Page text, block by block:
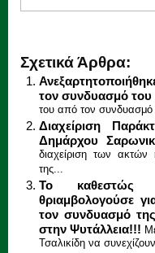
Σχετικά Άρθρα:
τον συνδυασμό
του από τον συνδυασμό
Διαχείριση
Δημάρχου
διαχείριση των
της...
Το καθεστώς
θριαμβολογούσε
τον συνδυασμό
στην Ψυτάλλεια!!!
Τσαλικίδη να